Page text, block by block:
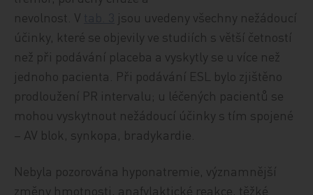
nevolnost. V
jsou uvedeny všechny nežádoucí
účinky, které se objevily ve studiích s větší četností
než při podávání placeba a vyskytly se u více než
jednoho pacienta. Při podávání ESL bylo zjištěno
prodloužení PR intervalu; u léčených pacientů se
mohou vyskytnout nežádoucí účinky s tím spojené
– AV blok, synkopa, bradykardie.
Nebyla pozorována hyponatremie, významnější
změny hmotnosti, anafylaktické reakce, těžké